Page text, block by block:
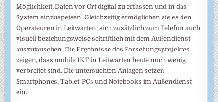
Möglichkeit, Daten vor Ort digital zu erfassen und in das
System einzuspeisen. Gleichzeitig ermöglichen sie es den
Operateuren in Leitwarten, sich zusätzlich zum Telefon auch
visuell beziehungsweise schriftlich mit dem Außendienst
auszutauschen. Die Ergebnisse des Forschungsprojektes
zeigen, dass mobile IKT in Leitwarten heute noch wenig
verbreitet sind. Die untersuchten Anlagen setzen
Smartphones, Tablet-PCs und Notebooks im Außendienst
ein.